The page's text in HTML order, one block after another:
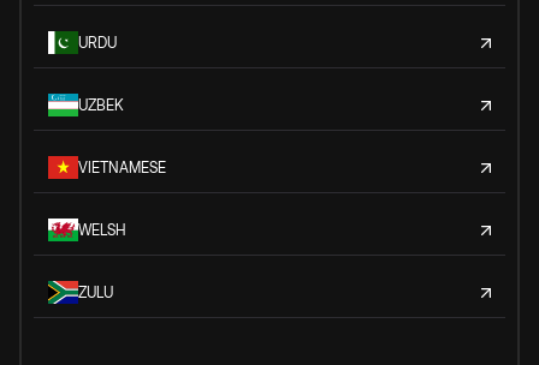
URDU
UZBEK
VIETNAMESE
WELSH
ZULU